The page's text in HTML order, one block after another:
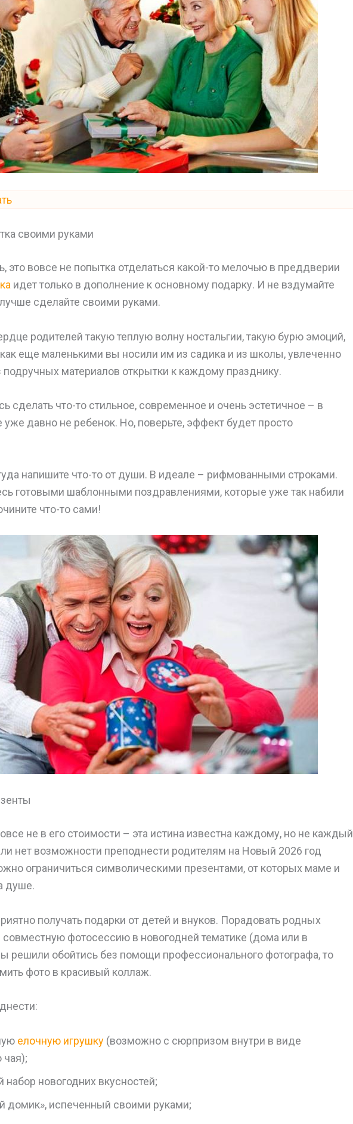
своими руками
это вовсе не попытка отделаться какой-то мелочью в преддверии
идет только в дополнение к основному подарку. И не вздумайте
сделайте своими руками.
родителей такую теплую волну ностальгии, такую бурю эмоций,
еще маленькими вы носили им из садика и из школы, увлеченно
подручных материалов открытки к каждому празднику.
сделать что-то стильное, современное и очень эстетичное – в
давно не ребенок. Но, поверьте, эффект будет просто
напишите что-то от души. В идеале – рифмованными строками.
готовыми шаблонными поздравлениями, которые уже так набили
что-то сами!
не в его стоимости – эта истина известна каждому, но не каждый
нет возможности преподнести родителям на Новый 2026 год
ограничиться символическими презентами, от которых маме и
душе.
получать подарки от детей и внуков. Порадовать родных
совместную фотосессию в новогодней тематике (дома или в
решили обойтись без помощи профессионального фотографа, то
фото в красивый коллаж.
елочную игрушку (возможно с сюрпризом внутри в виде
чая);
набор новогодних вкусностей;
домик», испеченный своими руками;